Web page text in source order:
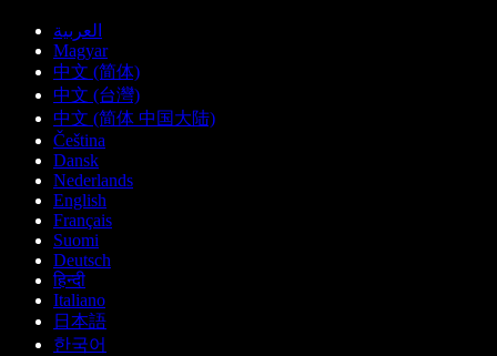
العربية
Magyar
中文 (简体)
中文 (台灣)
中文 (简体 中国大陆)
Čeština
Dansk
Nederlands
English
Français
Suomi
Deutsch
हिन्दी
Italiano
日本語
한국어